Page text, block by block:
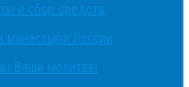
и сбор средств
монастыри России
Ваши молитвы